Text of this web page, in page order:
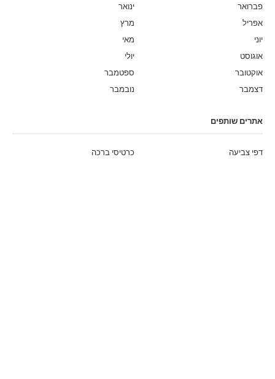
ינואר
פברואר
מרץ
אפריל
מאי
יוני
יולי
אוגוסט
ספטמבר
אוקטובר
נובמבר
דצמבר
אתרים שותפים
כרטיסי ברכה דפי צביעה